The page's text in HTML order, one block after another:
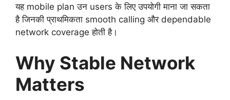
यह mobile plan उन users के लिए उपयोगी माना जा सकता
है जिनकी प्राथमिकता smooth calling और dependable
network coverage होती है।
Why Stable Network
Matters